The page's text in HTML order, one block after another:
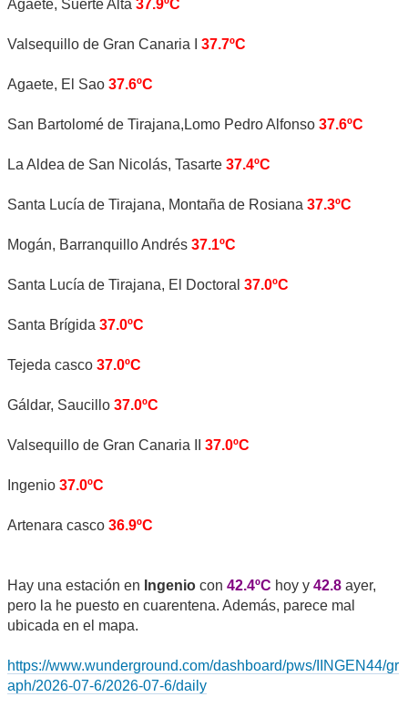
Agaete, Suerte Alta 37.9ºC
Valsequillo de Gran Canaria I 37.7ºC
Agaete, El Sao 37.6ºC
San Bartolomé de Tirajana,Lomo Pedro Alfonso 37.6ºC
La Aldea de San Nicolás, Tasarte 37.4ºC
Santa Lucía de Tirajana, Montaña de Rosiana 37.3ºC
Mogán, Barranquillo Andrés 37.1ºC
Santa Lucía de Tirajana, El Doctoral 37.0ºC
Santa Brígida 37.0ºC
Tejeda casco 37.0ºC
Gáldar, Saucillo 37.0ºC
Valsequillo de Gran Canaria II 37.0ºC
Ingenio 37.0ºC
Artenara casco 36.9ºC
Hay una estación en Ingenio con 42.4ºC hoy y 42.8 ayer,
pero la he puesto en cuarentena. Además, parece mal
ubicada en el mapa.
https://www.wunderground.com/dashboard/pws/IINGEN44/gr
aph/2026-07-6/2026-07-6/daily